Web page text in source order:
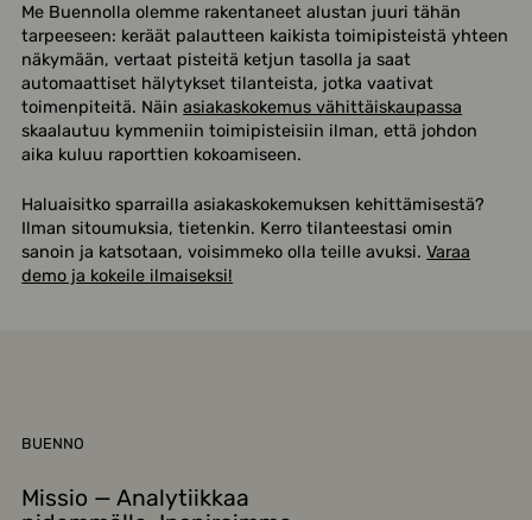
Me Buennolla olemme rakentaneet alustan juuri tähän
tarpeeseen: keräät palautteen kaikista toimipisteistä yhteen
näkymään, vertaat pisteitä ketjun tasolla ja saat
automaattiset hälytykset tilanteista, jotka vaativat
toimenpiteitä. Näinasiakaskokemus vähittäiskaupassa
skaalautuu kymmeniin toimipisteisiin ilman, että johdon
aika kuluu raporttien kokoamiseen.
Haluaisitko sparrailla asiakaskokemuksen kehittämisestä?
Ilman sitoumuksia, tietenkin. Kerro tilanteestasi omin
sanoin ja katsotaan, voisimmeko olla teille avuksi.Varaa
demo ja kokeile ilmaiseksi!
BUENNO
Missio — Analytiikkaa